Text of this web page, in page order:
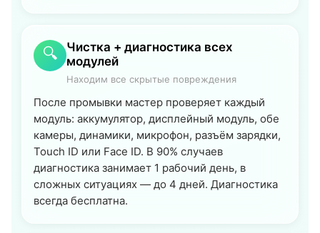
🔍
Чистка + диагностика всех
модулей
Находим все скрытые повреждения
После промывки мастер проверяет каждый
модуль: аккумулятор, дисплейный модуль, обе
камеры, динамики, микрофон, разъём зарядки,
Touch ID или Face ID. В 90% случаев
диагностика занимает 1 рабочий день, в
сложных ситуациях — до 4 дней. Диагностика
всегда бесплатна.